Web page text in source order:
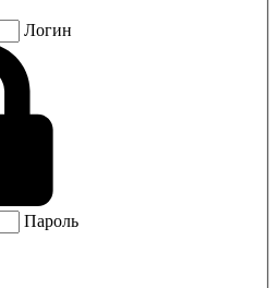
Логин
Пароль